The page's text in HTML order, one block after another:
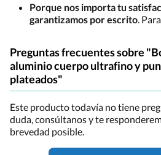
Porque nos importa tu
garantizamos por escrito.
Preguntas frecuentes sobre
aluminio cuerpo ultrafino y
plateados"
Este producto todavía no tiene
duda, consúltanos y te
brevedad posible.